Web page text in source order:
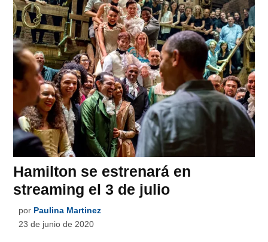
Hamilton se estrenará en
streaming el 3 de julio
por Paulina Martinez
23 de junio de 2020